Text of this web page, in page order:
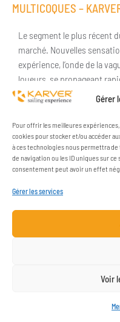
Gérer
Pour offrir les meilleures
cookies pour stocker et/ou accéder
à ces technologies nous permettra
de navigation ou les ID uniques sur
consentement peut avoir un effet
Gérer les services
Voir
MULTICOQUES –
Le segment le plus récent
marché. Nouvelles
expérience, l’onde de la
loueurs, se propageant
atteint même le monde des
dynamique, libre de tout
d’innovations de qualité
accessible au plus grand